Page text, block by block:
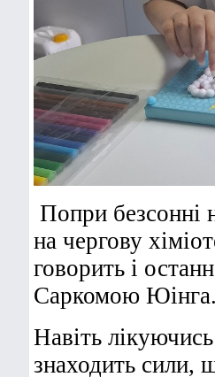
Попри безсонні
на чергову
говорить і
Саркомою
Навіть
знаходить сили,